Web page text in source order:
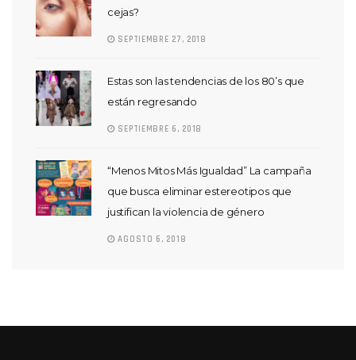
cejas?
SEPTIEMBRE 27, 2018
Estas son las tendencias de los 80’s que
están regresando
SEPTIEMBRE 6, 2018
“Menos Mitos Más Igualdad” La campaña
que busca eliminar estereotipos que
justifican la violencia de género
AGOSTO 6, 2018